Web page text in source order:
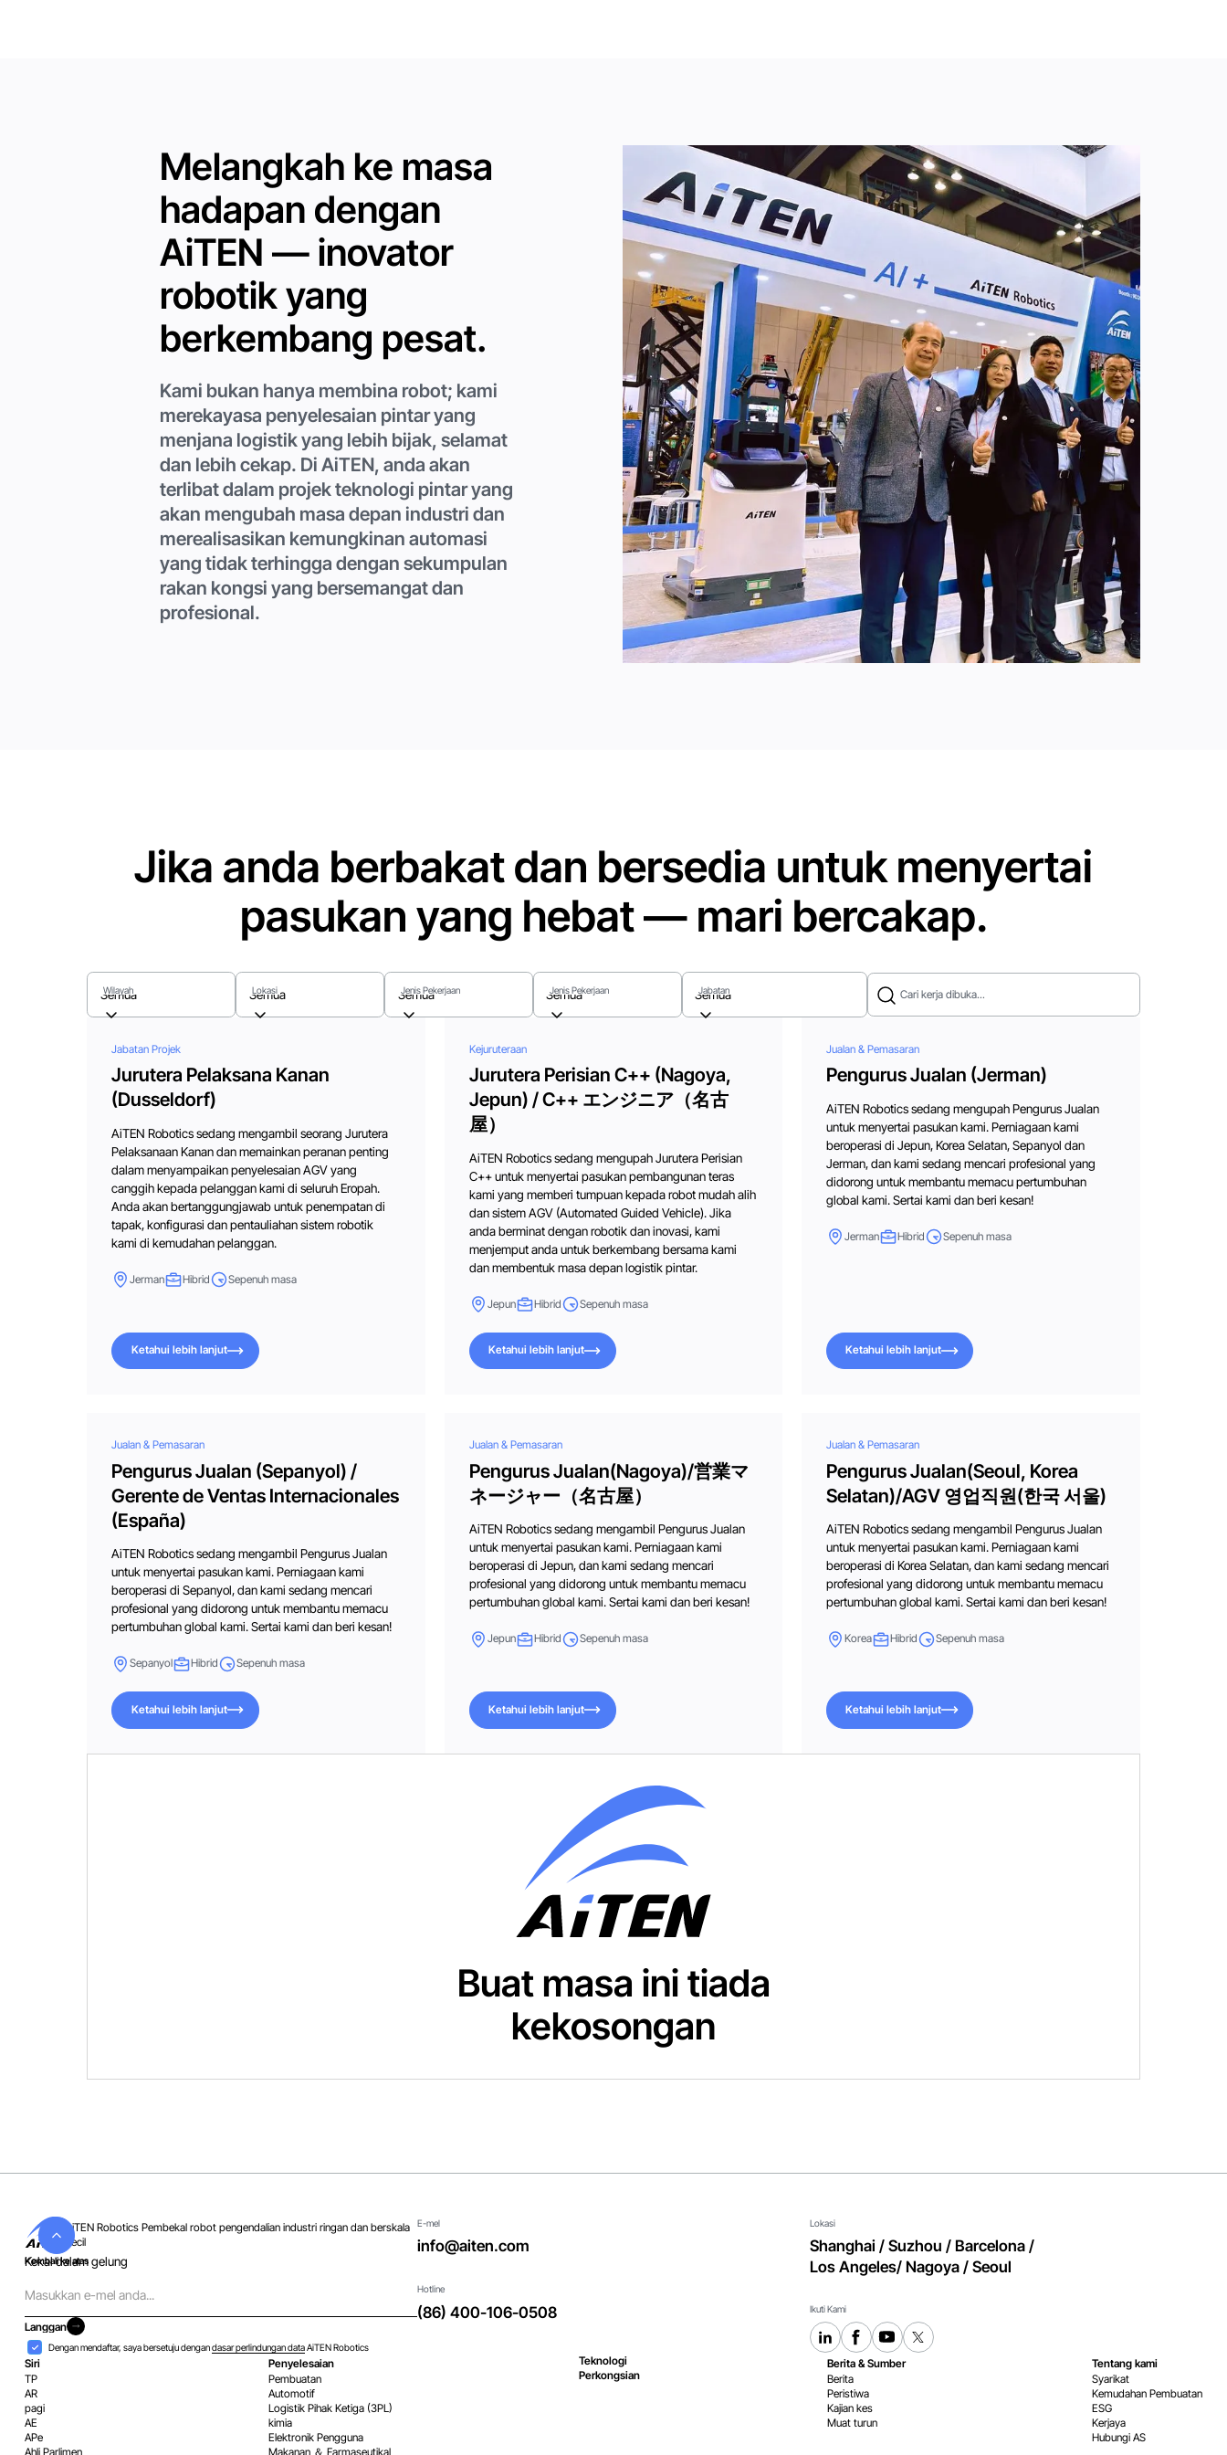
Melangkah ke masa
hadapan dengan
AiTEN — inovator
robotik yang
berkembang pesat.
Kami bukan hanya membina robot; kami
merekayasa penyelesaian pintar yang
menjana logistik yang lebih bijak, selamat
dan lebih cekap. Di AiTEN, anda akan
terlibat dalam projek teknologi pintar yang
akan mengubah masa depan industri dan
merealisasikan kemungkinan automasi
yang tidak terhingga dengan sekumpulan
rakan kongsi yang bersemangat dan
profesional.
Jika anda berbakat dan bersedia untuk menyertai
pasukan yang hebat — mari bercakap.
Wilayah
Semua Lokasi
Semua Jenis Pekerjaan
Semua Jenis Pekerjaan
Semua Jabatan
Semua Cari kerja dibuka...
Jabatan Projek
Jurutera Pelaksana Kanan
(Dusseldorf)
AiTEN Robotics sedang mengambil seorang Jurutera
Pelaksanaan Kanan dan memainkan peranan penting
dalam menyampaikan penyelesaian AGV yang
canggih kepada pelanggan kami di seluruh Eropah.
Anda akan bertanggungjawab untuk penempatan di
tapak, konfigurasi dan pentauliahan sistem robotik
kami di kemudahan pelanggan.
Jerman Hibrid Sepenuh masa
Ketahui lebih lanjut
Kejuruteraan
Jurutera Perisian C++ (Nagoya,
Jepun) / C++ エンジニア（名古
屋）
AiTEN Robotics sedang mengupah Jurutera Perisian
C++ untuk menyertai pasukan pembangunan teras
kami yang memberi tumpuan kepada robot mudah alih
dan sistem AGV (Automated Guided Vehicle). Jika
anda berminat dengan robotik dan inovasi, kami
menjemput anda untuk berkembang bersama kami
dan membentuk masa depan logistik pintar.
Jepun Hibrid Sepenuh masa
Ketahui lebih lanjut
Jualan & Pemasaran
Pengurus Jualan (Jerman)
AiTEN Robotics sedang mengupah Pengurus Jualan
untuk menyertai pasukan kami. Perniagaan kami
beroperasi di Jepun, Korea Selatan, Sepanyol dan
Jerman, dan kami sedang mencari profesional yang
didorong untuk membantu memacu pertumbuhan
global kami. Sertai kami dan beri kesan!
Jerman Hibrid Sepenuh masa
Ketahui lebih lanjut
Jualan & Pemasaran
Pengurus Jualan (Sepanyol) /
Gerente de Ventas Internacionales
(España)
AiTEN Robotics sedang mengambil Pengurus Jualan
untuk menyertai pasukan kami. Perniagaan kami
beroperasi di Sepanyol, dan kami sedang mencari
profesional yang didorong untuk membantu memacu
pertumbuhan global kami. Sertai kami dan beri kesan!
Sepanyol Hibrid Sepenuh masa
Ketahui lebih lanjut
Jualan & Pemasaran
Pengurus Jualan(Nagoya)/営業マ
ネージャー（名古屋）
AiTEN Robotics sedang mengambil Pengurus Jualan
untuk menyertai pasukan kami. Perniagaan kami
beroperasi di Jepun, dan kami sedang mencari
profesional yang didorong untuk membantu memacu
pertumbuhan global kami. Sertai kami dan beri kesan!
Jepun Hibrid Sepenuh masa
Ketahui lebih lanjut
Jualan & Pemasaran
Pengurus Jualan(Seoul, Korea
Selatan)/AGV 영업직원(한국 서울)
AiTEN Robotics sedang mengambil Pengurus Jualan
untuk menyertai pasukan kami. Perniagaan kami
beroperasi di Korea Selatan, dan kami sedang mencari
profesional yang didorong untuk membantu memacu
pertumbuhan global kami. Sertai kami dan beri kesan!
Korea Hibrid Sepenuh masa
Ketahui lebih lanjut
Buat masa ini tiada
kekosongan
AiTEN Robotics Pembekal robot pengendalian industri ringan dan berskala
kecil
Kekal dalam gelung
mel
Langgan
Langgan
Penerimaan
Dengan mendaftar, saya bersetuju dengandasar perlindungan dataAiTEN Robotics
E-mel
info@aiten.com
Hotline
(86) 400-106-0508
Lokasi
Shanghai / Suzhou / Barcelona /
Los Angeles/ Nagoya / Seoul
Ikuti Kami
Siri
TP
AR
pagi
AE
APe
Ahli Parlimen
Penyelesaian
Pembuatan
Automotif
Logistik Pihak Ketiga (3PL)
kimia
Elektronik Pengguna
Makanan ＆ Farmaseutikal
Teknologi
Perkongsian
Berita & Sumber
Berita
Peristiwa
Kajian kes
Muat turun
Tentang kami
Syarikat
Kemudahan Pembuatan
ESG
Kerjaya
Hubungi AS
Kembali ke atas